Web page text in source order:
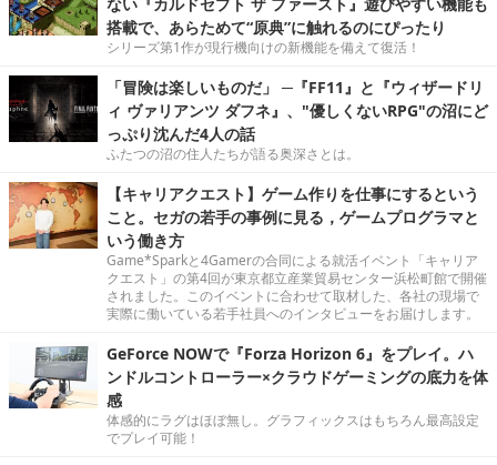
搭載で、あらためて“原典”に触れるのにぴったり
シリーズ第1作が現行機向けの新機能を備えて復活！
「冒険は楽しいものだ」 ─『FF11』と『ウィザードリ
ィ ヴァリアンツ ダフネ』、"優しくないRPG"の沼にど
っぷり沈んだ4人の話
ふたつの沼の住人たちが語る奥深さとは。
【キャリアクエスト】ゲーム作りを仕事にするという
こと。セガの若手の事例に見る，ゲームプログラマと
いう働き方
Game*Sparkと4Gamerの合同による就活イベント「キャリア
クエスト」の第4回が東京都立産業貿易センター浜松町館で開催
されました。このイベントに合わせて取材した、各社の現場で
実際に働いている若手社員へのインタビューをお届けします。
GeForce NOWで『Forza Horizon 6』をプレイ。ハ
ンドルコントローラー×クラウドゲーミングの底力を体
感
体感的にラグはほぼ無し。グラフィックスはもちろん最高設定
でプレイ可能！